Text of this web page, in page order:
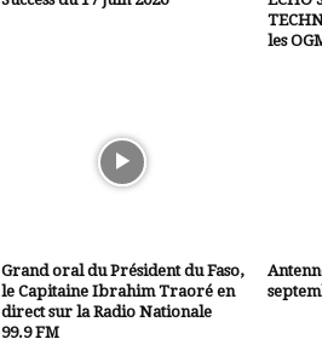
les
Grand oral du Président du Faso,
le Capitaine Ibrahim Traoré en
direct sur la Radio Nationale
99.9 FM